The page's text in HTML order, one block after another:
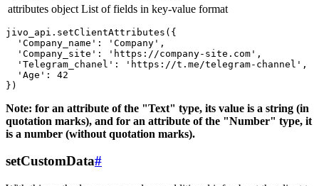
attributes object List of fields in key-value format
jivo_api.setClientAttributes({
  'Company_name': 'Company',
  'Company_site': 'https://company-site.com',
  'Telegram_chanel': 'https://t.me/telegram-channel',
  'Age': 42
Note: for an attribute of the "Text" type, its value is a string (in
quotation marks), and for an attribute of the "Number" type, it
is a number (without quotation marks).
setCustomData#